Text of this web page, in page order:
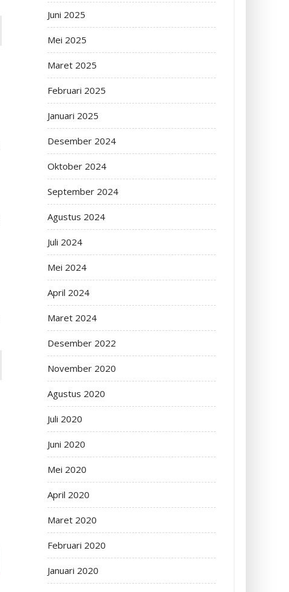
Juni 2025
Mei 2025
Maret 2025
Februari 2025
Januari 2025
Desember 2024
Oktober 2024
September 2024
Agustus 2024
Juli 2024
Mei 2024
April 2024
Maret 2024
Desember 2022
November 2020
Agustus 2020
Juli 2020
Juni 2020
Mei 2020
April 2020
Maret 2020
Februari 2020
Januari 2020